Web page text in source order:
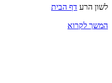
לשון הרע דף הבית
המשך לקרוא